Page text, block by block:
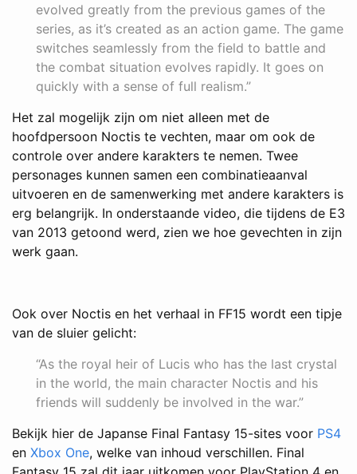
evolved greatly from the previous games of the
series, as it’s created as an action game. The game
switches seamlessly from the field to battle and
the combat situation evolves rapidly. It goes on
quickly with a sense of full realism.”
Het zal mogelijk zijn om niet alleen met de
hoofdpersoon Noctis te vechten, maar om ook de
controle over andere karakters te nemen. Twee
personages kunnen samen een combinatieaanval
uitvoeren en de samenwerking met andere karakters is
erg belangrijk. In onderstaande video, die tijdens de E3
van 2013 getoond werd, zien we hoe gevechten in zijn
werk gaan.
Ook over Noctis en het verhaal in FF15 wordt een tipje
van de sluier gelicht:
“As the royal heir of Lucis who has the last crystal
in the world, the main character Noctis and his
friends will suddenly be involved in the war.”
Bekijk hier de Japanse Final Fantasy 15-sites voor PS4
en Xbox One, welke van inhoud verschillen. Final